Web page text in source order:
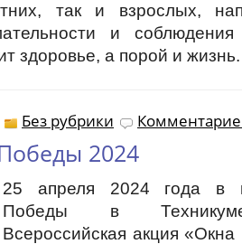
так и взрослых,
и соблюдения
здоровье, а порой и жизнь.
Без рубрики
2024
25 апреля 2024 года в
Победы в
Всероссийская акция